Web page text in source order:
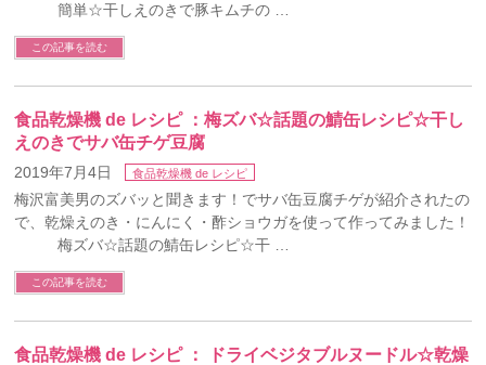
簡単☆干しえのきで豚キムチの …
この記事を読む
食品乾燥機 de レシピ ：梅ズバ☆話題の鯖缶レシピ☆干し
えのきでサバ缶チゲ豆腐
2019年7月4日 食品乾燥機 de レシピ
梅沢富美男のズバッと聞きます！でサバ缶豆腐チゲが紹介されたの
で、乾燥えのき・にんにく・酢ショウガを使って作ってみました！
梅ズバ☆話題の鯖缶レシピ☆干 …
この記事を読む
食品乾燥機 de レシピ ： ドライベジタブルヌードル☆乾燥